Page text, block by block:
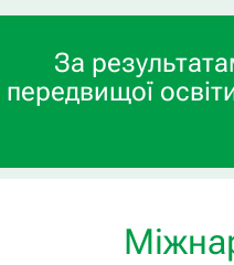
За
передвищої